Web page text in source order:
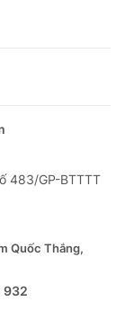
483/GP-BTTTT
Quốc Thắng,
932